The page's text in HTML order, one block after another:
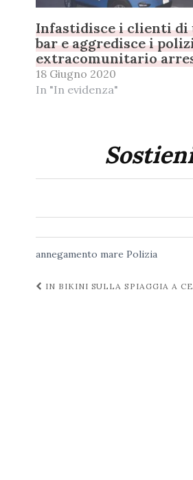
Infastidisce i clienti di
bar e aggredisce i
extracomunitario
18 Giugno 2020
In "In evidenza"
annegamento mare Polizia
Navigazione
IN BIKINI SULLA SPIAGGIA A